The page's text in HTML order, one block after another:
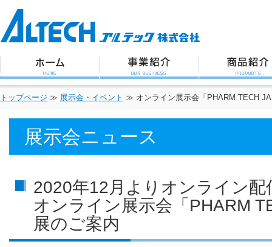
トップページ ≫ 展示会・イベント ≫ オンライン展示会「PHARM TECH
展示会ニュース
2020年12月よりオンライン配
オンライン展示会「PHARM
展のご案内